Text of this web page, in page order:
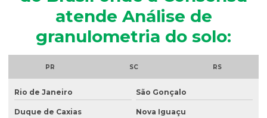
Análise microbiológica de água para consumo humano
Análise microbiológica do esgoto
Análise de ph do solo
Análise de potabilidade da água
Análise química do solo
atende Análise de
granulometria do solo:
PR SC RS
Rio de Janeiro São Gonçalo
Duque de Caxias Nova Iguaçu